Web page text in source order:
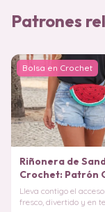
Patrones
Bolsa en Crochet
Riñonera de
Crochet: Patrón
paso a paso
Lleva contigo el
fresco, divertido y en